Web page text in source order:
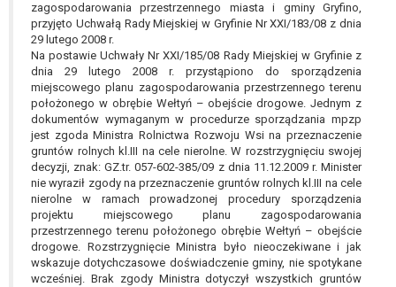
zagospodarowania przestrzennego miasta i gminy Gryfino,
przyjęto Uchwałą Rady Miejskiej w Gryfinie Nr XXI/183/08 z dnia
29 lutego 2008 r.
Na postawie Uchwały Nr XXI/185/08 Rady Miejskiej w Gryfinie z
dnia 29 lutego 2008 r. przystąpiono do sporządzenia
miejscowego planu zagospodarowania przestrzennego terenu
położonego w obrębie Wełtyń – obejście drogowe. Jednym z
dokumentów wymaganym w procedurze sporządzania mpzp
jest zgoda Ministra Rolnictwa Rozwoju Wsi na przeznaczenie
gruntów rolnych kl.III na cele nierolne. W rozstrzygnięciu swojej
decyzji, znak: GZ.tr. 057-602-385/09 z dnia 11.12.2009 r. Minister
nie wyraził zgody na przeznaczenie gruntów rolnych kl.III na cele
nierolne w ramach prowadzonej procedury sporządzenia
projektu miejscowego planu zagospodarowania
przestrzennego terenu położonego obrębie Wełtyń – obejście
drogowe. Rozstrzygnięcie Ministra było nieoczekiwane i jak
wskazuje dotychczasowe doświadczenie gminy, nie spotykane
wcześniej. Brak zgody Ministra dotyczył wszystkich gruntów